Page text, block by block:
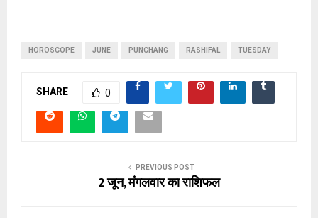
HOROSCOPE JUNE PUNCHANG RASHIFAL TUESDAY
SHARE 0
PREVIOUS POST
2 जून, मंगलवार का राशिफल